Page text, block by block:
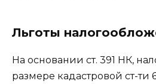
Льготы
На основании ст. 391 НК,
размере кадастровой ст-ти